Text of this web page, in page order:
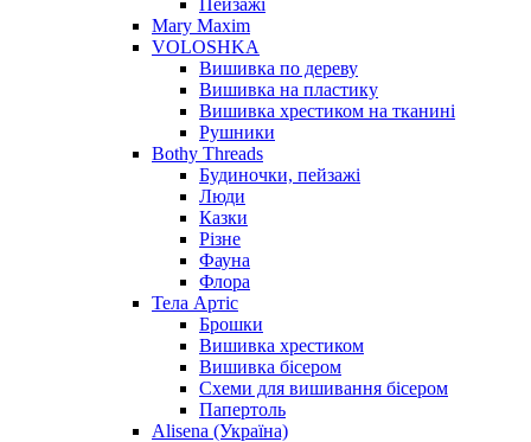
Mary Maxim
VOLOSHKA
Вишивка по дереву
Вишивка на пластику
Вишивка хрестиком на тканині
Рушники
Bothy Threads
Будиночки, пейзажі
Люди
Казки
Різне
Фауна
Флора
Тела Артіс
Брошки
Вишивка хрестиком
Вишивка бісером
Схеми для вишивання бісером
Папертоль
Alisena (Україна)